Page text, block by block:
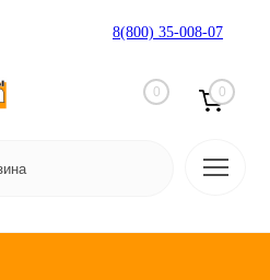
8(800) 35-008-07
0 0